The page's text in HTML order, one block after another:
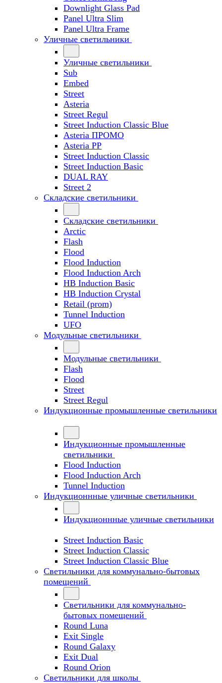
Downlight Glass Pad
Panel Ultra Slim
Panel Ultra Frame
Уличные светильники
Уличные светильники
Sub
Embed
Street
Asteria
Street Regul
Street Induction Classic Blue
Asteria ПРОМО
Asteria PP
Street Induction Classic
Street Induction Basic
DUAL RAY
Street 2
Складские светильники
Складские светильники
Arctic
Flash
Flood
Flood Induction
Flood Induction Arch
HB Induction Basic
HB Induction Crystal
Retail (prom)
Tunnel Induction
UFO
Модульные светильники
Модульные светильники
Flash
Flood
Street
Street Regul
Индукционные промышленные светильники
Индукционные промышленные
светильники
Flood Induction
Flood Induction Arch
Tunnel Induction
Индукционнные уличные светильники
Индукционнные уличные светильники
Street Induction Basic
Street Induction Classic
Street Induction Classic Blue
Светильники для коммунально-бытовых
помещений
Светильники для коммунально-
бытовых помещений
Round Luna
Exit Single
Round Galaxy
Exit Dual
Round Orion
Светильники для школы